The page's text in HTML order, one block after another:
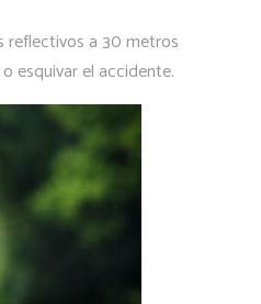
reflectivos a 30 metros
esquivar el accidente.